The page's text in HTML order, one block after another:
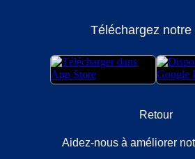
Téléchargez notre
Retour
Aidez-nous à améliorer